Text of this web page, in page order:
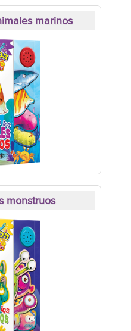
marinos
monstruos